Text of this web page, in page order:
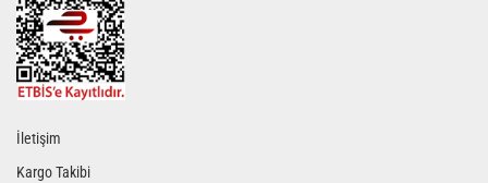
İletişim
Kargo Takibi